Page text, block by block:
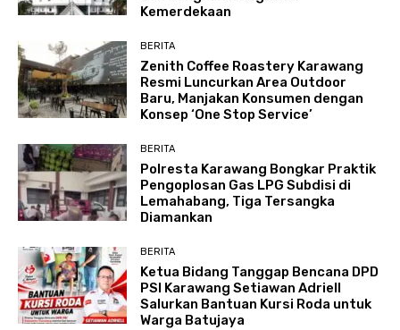
Kemerdekaan
BERITA
Zenith Coffee Roastery Karawang
Resmi Luncurkan Area Outdoor
Baru, Manjakan Konsumen dengan
Konsep ‘One Stop Service’
BERITA
Polresta Karawang Bongkar Praktik
Pengoplosan Gas LPG Subdisi di
Lemahabang, Tiga Tersangka
Diamankan
BERITA
Ketua Bidang Tanggap Bencana DPD
PSI Karawang Setiawan Adriell
Salurkan Bantuan Kursi Roda untuk
Warga Batujaya